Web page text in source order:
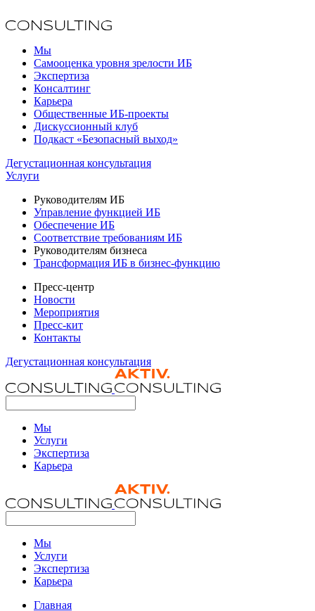
Мы
Самооценка уровня зрелости ИБ
Экспертиза
Консалтинг
Карьера
Общественные ИБ-проекты
Дискуссионный клуб
Подкаст «Безопасный выход»
Дегустационная консультация
Услуги
Руководителям ИБ
Управление функцией ИБ
Обеспечение ИБ
Соответствие требованиям ИБ
Руководителям бизнеса
Трансформация ИБ в бизнес-функцию
Пресс-центр
Новости
Мероприятия
Пресс-кит
Контакты
Дегустационная консультация
Мы
Услуги
Экспертиза
Карьера
Мы
Услуги
Экспертиза
Карьера
Главная